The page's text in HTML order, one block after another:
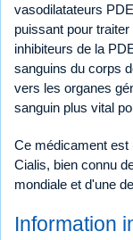
vasodilatateurs
puissant pour
inhibiteurs de la
sanguins du corps
vers les organes
sanguin plus vital
Ce médicament est
Cialis, bien connu
mondiale et d'une
Information